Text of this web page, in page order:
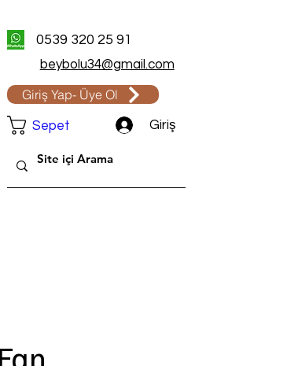
0539 320 25 91
beybolu34@gmail.com
Giriş Yap- Üye Ol
Sepet Giriş